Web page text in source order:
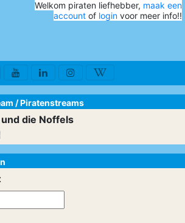
Welkom piraten liefhebber, maak een
account of login voor meer info!!
/Piratenstreams
die Noffels